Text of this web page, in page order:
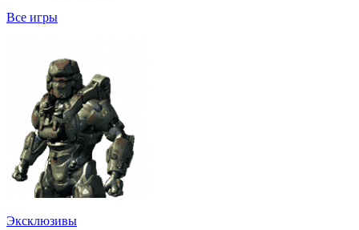
Все игры
Эксклюзивы